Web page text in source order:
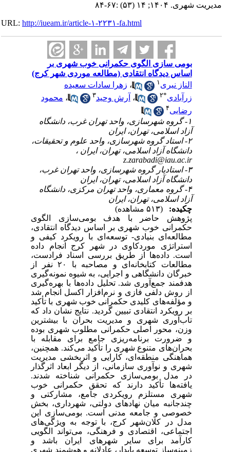
مدیریت شهری. ۱۴۰۴; ۱۴ (۵۳) :۶۷-۸۴
URL:http://iueam.ir/article-۱-۲۲۳۱-fa.html
بومی سازی الگوی حکمرانی خوب شهری بر
اساس دیدگاه انتقادی (مطالعه موردی شهر کرج)
الناز نیری۱ ،زهرا سادات سعیده
زرآبادی
۲ ،آرش وحید ،محمود
رضایی
۱- گروه شهرسازی، واحد تهران غرب، دانشگاه
آزاد اسلامی، تهران، ایران
۲- استاد گروه شهرسازی، واحد علوم و تحقیقات،
دانشگاه آزاد اسلامی، تهران، ایران ،
z.zarabadi@iau.ac.ir
۳- استادیار گروه شهرسازی، واحد تهران غرب،
دانشگاه آزاد اسلامی، تهران، ایران
۴- گروه معماری، واحد تهران مرکزی، دانشگاه
آزاد اسلامی، تهران، ایران
چکیده:
پژوهش حاضر با هدف بومی‌سازی الگوی
حکمرانی خوب شهری بر اساس دیدگاه انتقادی،
مطالعه‌ای بنیادی- توسعه‌ای با رویکرد کیفی و
استراتژی موردکاوی در شهر کرج انجام داده
است. داده‌ها از طریق بررسی اسناد فرادست،
مطالعات کتابخانه‌ای و مصاحبه با ۲۰ نفر از
خبرگان دانشگاهی و اجرایی، به شیوه نمونه‌گیری
هدفمند جمع‌آوری شد. تحلیل داده‌ها با بهره‌گیری
از روش دلفی فازی و نرم‌افزار اکسل انجام شد
و مؤلفه‌های کلیدی حکمرانی خوب شهری با تأکید
بر رویکرد انتقادی تبیین گردید. نتایج نشان داد که
تاب‌آوری شهری و مدیریت بحران با بیشترین
وزن، محور اصلی حکمرانی مطلوب شهری بوده
و ضرورت برنامه‌ریزی جامع برای مقابله با
بحران‌های متنوع شهری را تأکید می‌کند. همچنین،
هماهنگی منطقه‌ای، کارایی و اثربخشی مدیریت
شهری و نوآوری سازمانی، از دیگر ابعاد اثرگذار
در مدل بومی‌سازی حکمرانی شناخته شدند.
یافته‌ها تأکید دارند که تحقق حکمرانی خوب
شهری مستلزم رویکردی جامع، مشارکتی و
چندجانبه میان نهادهای دولتی، شهرداری، بخش
خصوصی و جامعه مدنی است. بومی‌سازی این
مدل در کلان‌شهر کرج، با توجه به ویژگی‌های
اجتماعی، اقتصادی و فرهنگی، می‌تواند الگویی
کارآمد برای سایر شهرهای ایران باشد و
زمینه‌ساز توسعه پایدار، عادلانه و هوشمند شهری